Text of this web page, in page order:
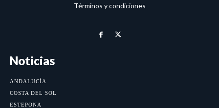
Términos y condiciones
Noticias
ANDALUCÍA
COSTA DEL SOL
ESTEPONA